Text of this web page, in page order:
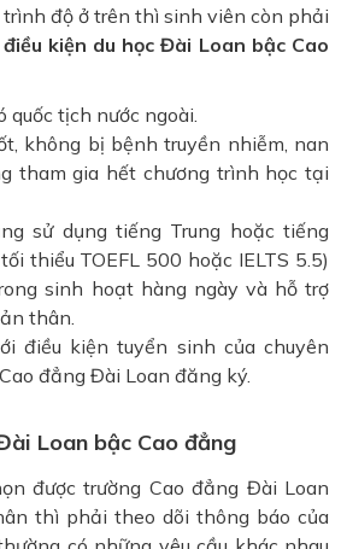
trình độ ở trên thì sinh viên còn phải
điều kiện du học Đài Loan bậc Cao
quốc tịch nước ngoài.
không bị bệnh truyền nhiễm, nan
tham gia hết chương trình học tại
sử dụng tiếng Trung hoặc tiếng
thiểu TOEFL 500 hoặc IELTS 5.5)
sinh hoạt hàng ngày và hỗ trợ
thân.
điều kiện tuyển sinh của chuyên
đẳng Đài Loan đăng ký.
Loan bậc Cao đẳng
được trường Cao đẳng Đài Loan
thì phải theo dõi thông báo của